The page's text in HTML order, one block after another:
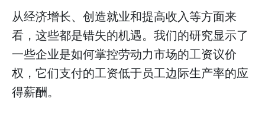
从经济增长、创造就业和提高收入等方面来
看，这些都是错失的机遇。我们的研究显示了
一些企业是如何掌控劳动力市场的工资议价
权，它们支付的工资低于员工边际生产率的应
得薪酬。